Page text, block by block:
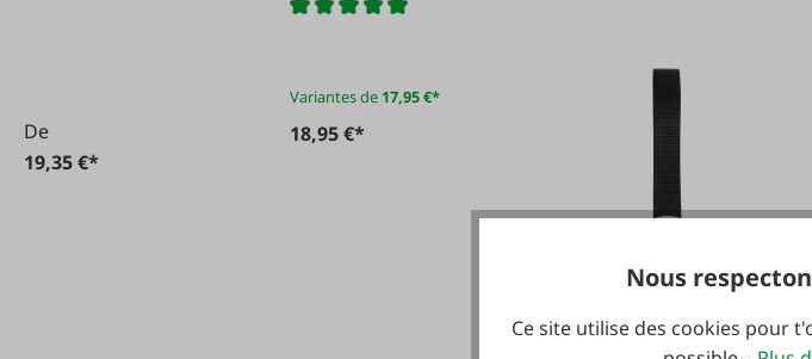
De
19,35 €*
pièces.
Variantes de 17,95 €*
18,95 €*
Nous
Ce site utilise des cookies pour